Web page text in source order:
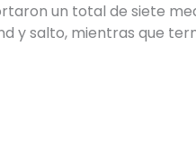
un total de siete
y salto, mientras que